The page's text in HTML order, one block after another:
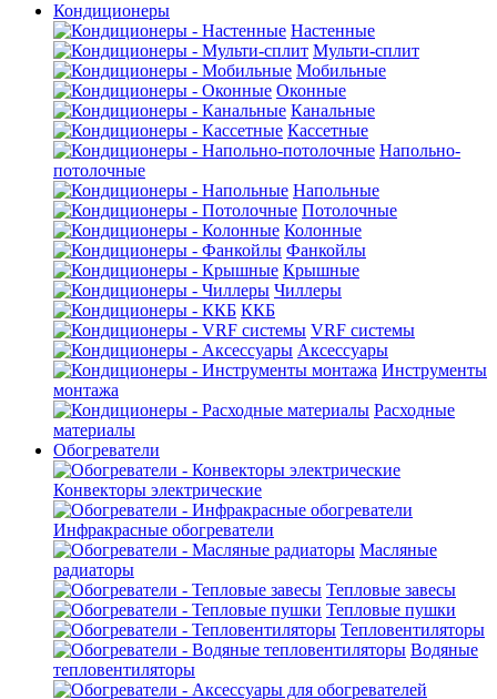
Кондиционеры
Настенные
Мульти-сплит
Мобильные
Оконные
Канальные
Кассетные
Напольно-
потолочные
Напольные
Потолочные
Колонные
Фанкойлы
Крышные
Чиллеры
ККБ
VRF системы
Аксессуары
Инструменты
монтажа
Расходные
материалы
Обогреватели
Конвекторы электрические
Инфракрасные обогреватели
Масляные
радиаторы
Тепловые завесы
Тепловые пушки
Тепловентиляторы
Водяные
тепловентиляторы